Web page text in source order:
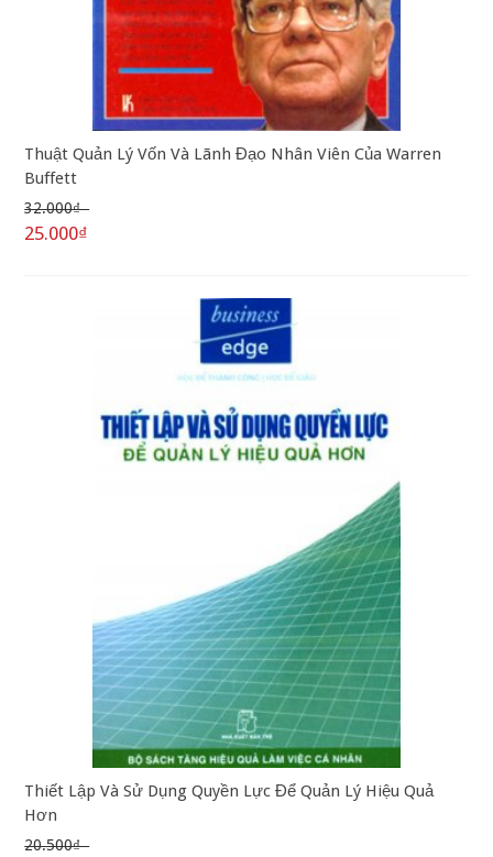
Thuật Quản Lý Vốn Và Lãnh Đạo Nhân Viên Của Warren
Buffett
32.000₫
25.000₫
Thiết Lập Và Sử Dụng Quyền Lực Để Quản Lý Hiệu Quả
Hơn
20.500₫